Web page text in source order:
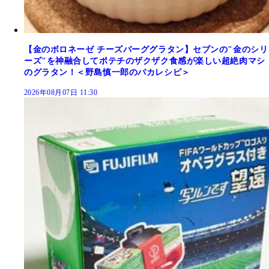
【金のボロネーゼ チーズバーググラタン】セブンの"金のシリ
ーズ"を神融合してポテチのザクザク食感が楽しい超絶肉マシ
のグラタン！＜野島慎一郎のバカレシピ＞
2026年08月07日 11:30